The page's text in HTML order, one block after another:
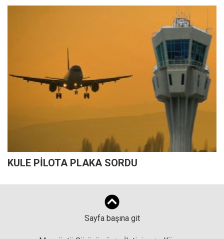
KULE PİLOTA PLAKA SORDU
Sayfa başına git